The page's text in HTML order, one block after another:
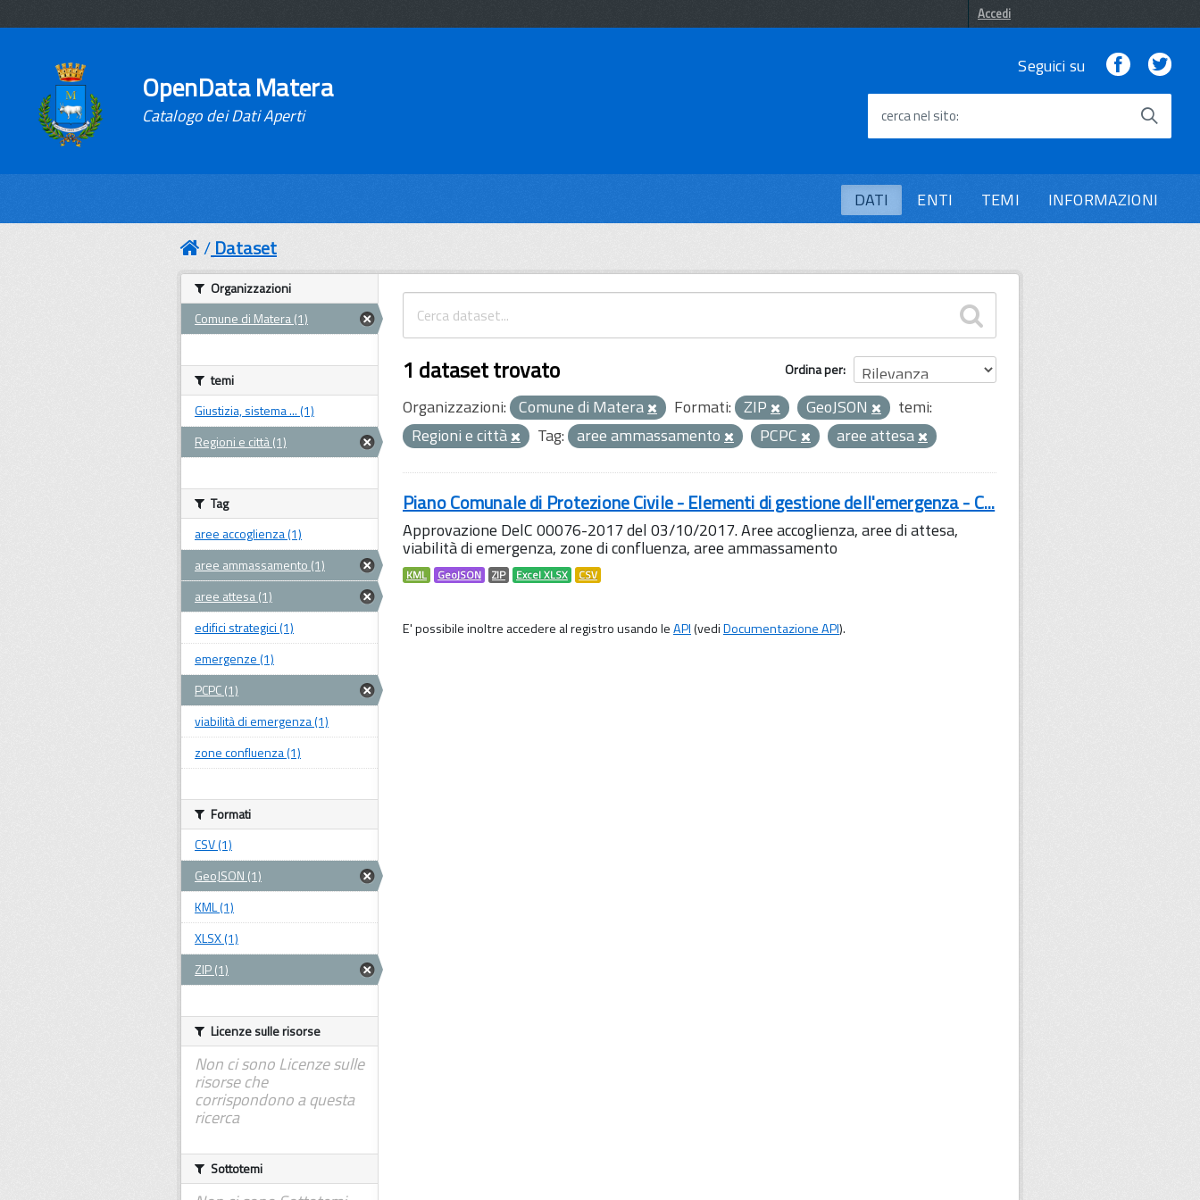
Accedi
OpenData Matera
Catalogo dei Dati Aperti
Seguici su Facebook
cerca nel sito
DATI ENTI TEMI INFORMAZIONI
Dataset
Ordina per
1 dataset trovato
Organizzazioni: Comune di Matera Formati: ZIP GeoJSON
temi:
Regioni e città
Tag: aree ammassamento PCPC aree attesa
Piano Comunale di Protezione Civile - Elementi di gestione dell'emergenza - C...
Approvazione DelC 00076-2017 del 03/10/2017. Aree accoglienza, aree di attesa,
viabilità di emergenza, zone di confluenza, aree ammassamento
KML GeoJSON ZIP Excel XLSX CSV
E' possibile inoltre accedere al registro usando leAPI(vediDocumentazione API).
Organizzazioni
Comune di Matera (1)
temi
Giustizia, sistema ... (1)
Regioni e città (1)
Tag
aree accoglienza (1)
aree ammassamento (1)
aree attesa (1)
edifici strategici (1)
emergenze (1)
PCPC (1)
viabilità di emergenza (1)
zone confluenza (1)
Formati
CSV (1)
GeoJSON (1)
KML (1)
XLSX (1)
ZIP (1)
Licenze sulle risorse
Non ci sono Licenze sulle
risorse che
corrispondono a questa
ricerca
Sottotemi